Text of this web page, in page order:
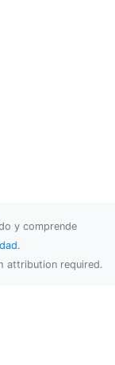
y comprende
.
attribution required.